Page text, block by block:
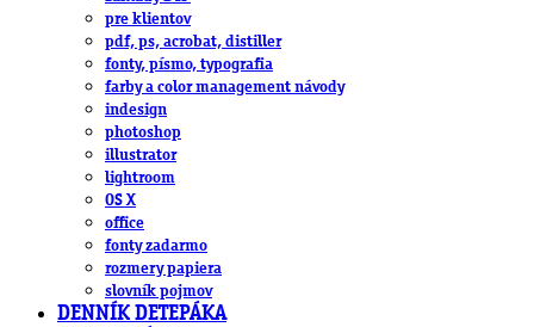
pre klientov
pdf, ps, acrobat, distiller
fonty, písmo, typografia
farby a color management návody
indesign
photoshop
illustrator
lightroom
OS X
office
fonty zadarmo
rozmery papiera
slovník pojmov
DENNÍK DETEPÁKA